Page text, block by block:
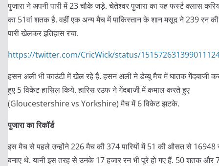
पुजारा ने अपनी पारी में 23 चौके जड़े. चेतेश्वर पुजारा का यह फर्स्ट क्लास
का 51वां शतक है. वहीं एक अन्य मैच में पाकिस्तान के शान मसूद ने 239 रन की
पारी खेलकर इतिहास रचा.
https://twitter.com/CricWick/status/
हसन अली भी काउंटी में खेल रहे हैं. हसन अली ने डेब्यू मैच में घातक गेंदबाजी
हुए 5 विकेट हासिल किये. हारिस रउफ ने गेंदबाजी में कमाल करते हुए
(Gloucestershire vs Yorkshire) मैच में 6 विकेट झटके.
पुजारा का रिकॉर्ड
इस मैच से पहले उन्होंने 226 मैच की 374 पारियों में 51 की औसत से 16948
बनाए थे. यानी इस तरह से उनके 17 हजार रन भी पूरे हो गए हैं. 50 शतक और